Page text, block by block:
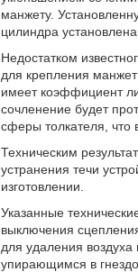
манжету.
цилиндра
Недостатком
для крепления
имеет коэффициент
сочленение будет
сферы толкателя, что
Техническим
устранения течи
изготовлении.
Указанные
выключения
для удаления
упирающимся в